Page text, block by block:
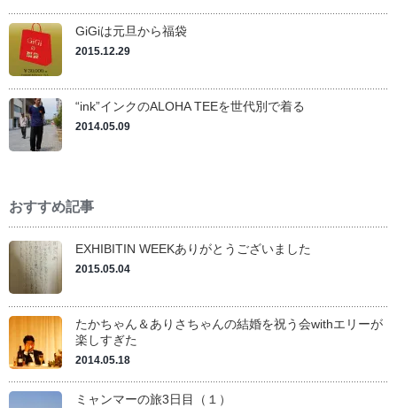
GiGiは元旦から福袋
2015.12.29
“ink”インクのALOHA TEEを世代別で着る
2014.05.09
おすすめ記事
EXHIBITIN WEEKありがとうございました
2015.05.04
たかちゃん＆ありさちゃんの結婚を祝う会withエリーが
楽しすぎた
2014.05.18
ミャンマーの旅3日目（１）